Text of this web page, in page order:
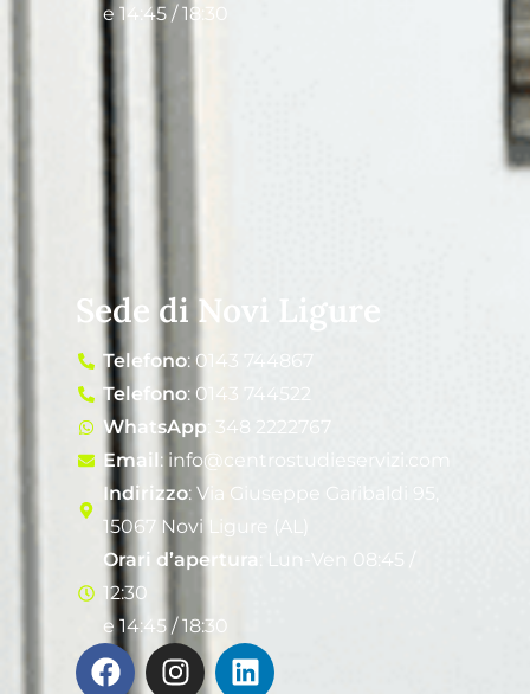
e 14:45 / 18:30
Sede di Novi Ligure
Telefono: 0143 744867
Telefono: 0143 744522
WhatsApp : 348 2222767
Email: info@centrostudieservizi.com
Indirizzo: Via Giuseppe Garibaldi 95,
15067 Novi Ligure (AL)
Orari d’apertura : Lun-Ven 08:45 /
12:30
e 14:45 / 18:30